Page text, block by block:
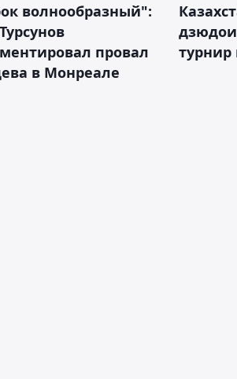
волнообразный":
провал
в Монреале
турнир